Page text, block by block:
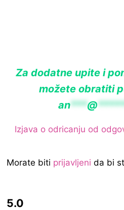
Za dodatne upite i
možete obratiti
an***@
Izjava o odricanju od
Morate biti prijavljeni da bi
5.0